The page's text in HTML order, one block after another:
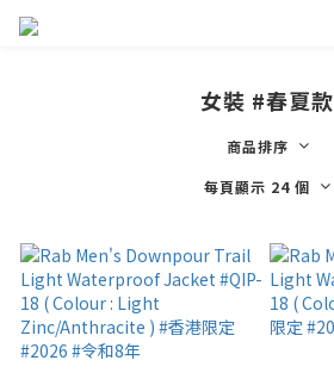
女裝 #春夏款
商品排序
每頁顯示 24 個